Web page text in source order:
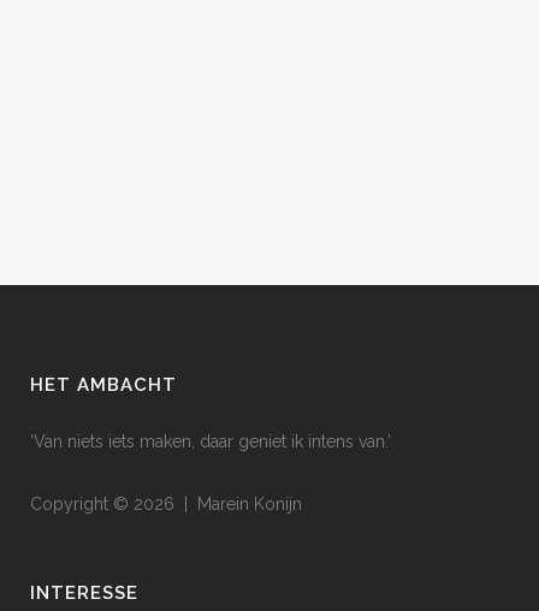
HET AMBACHT
‘Van niets iets maken, daar geniet ik intens van.’
Copyright © 2026 | Marein Konijn
INTERESSE